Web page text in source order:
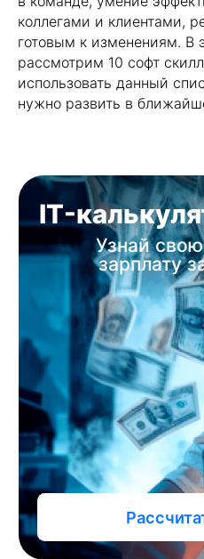
коллегами и клиентами,
готовым к изменениям. В
рассмотрим 10 софт
использовать данный
нужно развить в
Рассчитать доход